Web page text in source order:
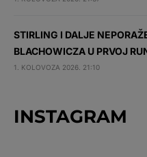
STIRLING I DALJE
BLACHOWICZA U PRVOJ
1. KOLOVOZA 2026. 21:10
INSTAGRAM